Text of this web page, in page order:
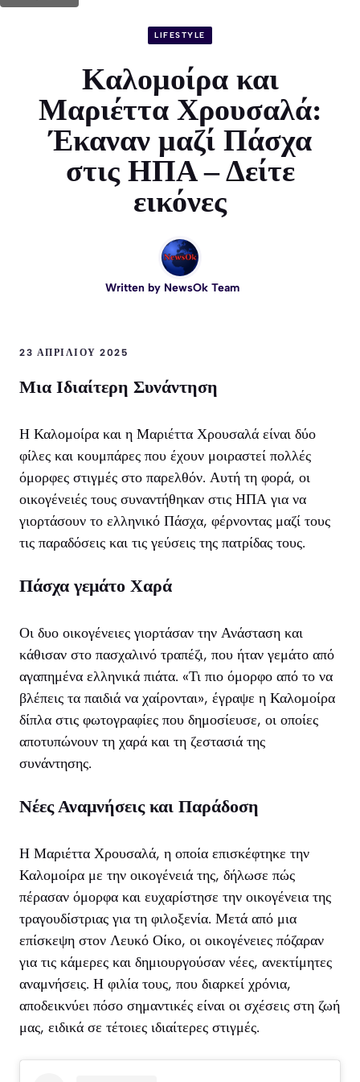
LIFESTYLE
Καλομοίρα και
Μαριέττα Χρουσαλά:
Έκαναν μαζί Πάσχα
στις ΗΠΑ – Δείτε
εικόνες
Written by NewsOk Team
23 ΑΠΡΙΛΊΟΥ 2025
Μια Ιδιαίτερη Συνάντηση
Η Καλομοίρα και η Μαριέττα Χρουσαλά είναι δύο
φίλες και κουμπάρες που έχουν μοιραστεί πολλές
όμορφες στιγμές στο παρελθόν. Αυτή τη φορά, οι
οικογένειές τους συναντήθηκαν στις ΗΠΑ για να
γιορτάσουν το ελληνικό Πάσχα, φέρνοντας μαζί τους
τις παραδόσεις και τις γεύσεις της πατρίδας τους.
Πάσχα γεμάτο Χαρά
Οι δυο οικογένειες γιορτάσαν την Ανάσταση και
κάθισαν στο πασχαλινό τραπέζι, που ήταν γεμάτο από
αγαπημένα ελληνικά πιάτα. «Τι πιο όμορφο από το να
βλέπεις τα παιδιά να χαίρονται», έγραψε η Καλομοίρα
δίπλα στις φωτογραφίες που δημοσίευσε, οι οποίες
αποτυπώνουν τη χαρά και τη ζεστασιά της
συνάντησης.
Νέες Αναμνήσεις και Παράδοση
Η Μαριέττα Χρουσαλά, η οποία επισκέφτηκε την
Καλομοίρα με την οικογένειά της, δήλωσε πώς
πέρασαν όμορφα και ευχαρίστησε την οικογένεια της
τραγουδίστριας για τη φιλοξενία. Μετά από μια
επίσκεψη στον Λευκό Οίκο, οι οικογένειες πόζαραν
για τις κάμερες και δημιουργούσαν νέες, ανεκτίμητες
αναμνήσεις. Η φιλία τους, που διαρκεί χρόνια,
αποδεικνύει πόσο σημαντικές είναι οι σχέσεις στη ζωή
μας, ειδικά σε τέτοιες ιδιαίτερες στιγμές.